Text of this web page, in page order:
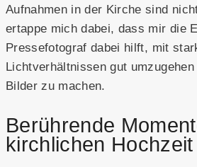
Aufnahmen in der Kirche sind
ertappe mich dabei, dass mir die
Pressefotograf dabei hilft, mit
Lichtverhältnissen gut
Bilder zu machen.
Berührende
kirchlichen Hochzeit